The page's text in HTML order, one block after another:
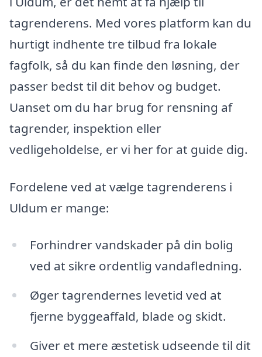
tagrenderens. Med vores platform kan du
hurtigt indhente tre tilbud fra lokale
fagfolk, så du kan finde den løsning, der
passer bedst til dit behov og budget.
Uanset om du har brug for rensning af
tagrender, inspektion eller
vedligeholdelse, er vi her for at guide dig.
Fordelene ved at vælge tagrenderens i
Uldum er mange:
Forhindrer vandskader på din bolig
ved at sikre ordentlig vandafledning.
Øger tagrendernes levetid ved at
fjerne byggeaffald, blade og skidt.
Giver et mere æstetisk udseende til dit